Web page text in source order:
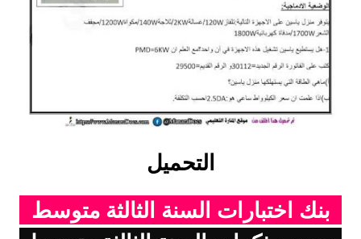
بحوث التاريخ و الجغرافيا
بحوث اللغة الانجليزية
بحوث في مجالات اخرى
التحميل
بنك اختبارات السنة الثالثة متوسط